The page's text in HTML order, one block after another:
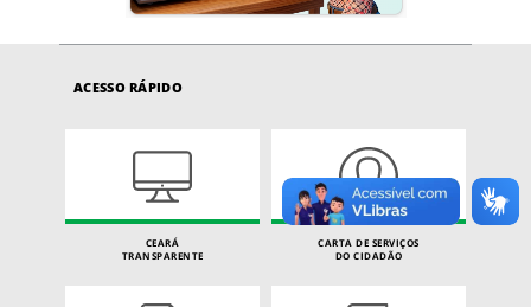
ACESSO RÁPIDO
CEARÁ
TRANSPARENTE
CARTA DE SERVIÇOS
DO CIDADÃO